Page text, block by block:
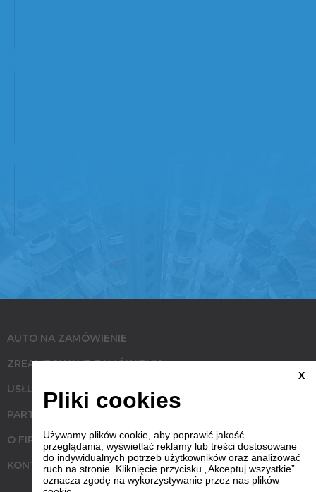
AUTO NA ZAMÓWIENIE
ZREALIZOWANE ZAMÓWIENIA
USŁUGI
PARTNERZY
O FIRMIE
KONTAKT
X
Pliki cookies
Używamy plików cookie, aby poprawić jakość
przeglądania, wyświetlać reklamy lub treści dostosowane
do indywidualnych potrzeb użytkowników oraz analizować
ruch na stronie. Kliknięcie przycisku „Akceptuj wszystkie”
oznacza zgodę na wykorzystywanie przez nas plików